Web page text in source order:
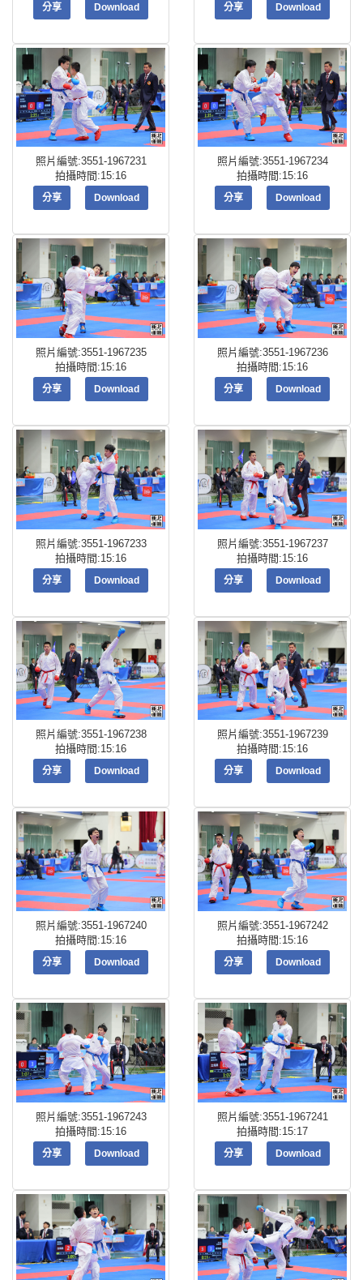
分享 Download 分享 Download
照片編號:3551-1967231
拍攝時間:15:16
分享 Download
照片編號:3551-1967234
拍攝時間:15:16
分享 Download
照片編號:3551-1967235
拍攝時間:15:16
分享 Download
照片編號:3551-1967236
拍攝時間:15:16
分享 Download
照片編號:3551-1967233
拍攝時間:15:16
分享 Download
照片編號:3551-1967237
拍攝時間:15:16
分享 Download
照片編號:3551-1967238
拍攝時間:15:16
分享 Download
照片編號:3551-1967239
拍攝時間:15:16
分享 Download
照片編號:3551-1967240
拍攝時間:15:16
分享 Download
照片編號:3551-1967242
拍攝時間:15:16
分享 Download
照片編號:3551-1967243
拍攝時間:15:16
分享 Download
照片編號:3551-1967241
拍攝時間:15:17
分享 Download